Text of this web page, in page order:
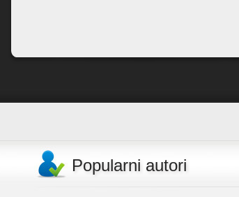
Popularni autori